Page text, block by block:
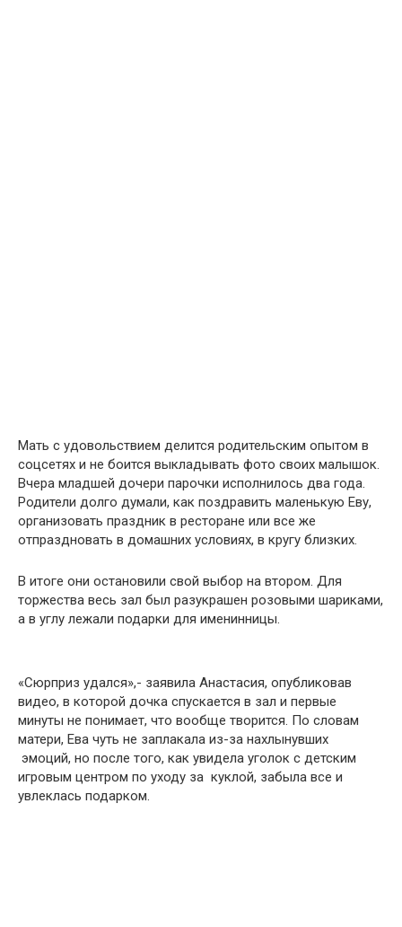
Мать с удовольствием делится родительским опытом в
соцсетях и не боится выкладывать фото своих малышок.
Вчера младшей дочери парочки исполнилось два года.
Родители долго думали, как поздравить маленькую Еву,
организовать праздник в ресторане или все же
отпраздновать в домашних условиях, в кругу близких.
В итоге они остановили свой выбор на втором. Для
торжества весь зал был разукрашен розовыми шариками,
а в углу лежали подарки для именинницы.
«Сюрприз удался»,- заявила Анастасия, опубликовав
видео, в которой дочка спускается в зал и первые
минуты не понимает, что вообще творится. По словам
матери, Ева чуть не заплакала из-за нахлынувших
эмоций, но после того, как увидела уголок с детским
игровым центром по уходу за куклой, забыла все и
увлеклась подарком.